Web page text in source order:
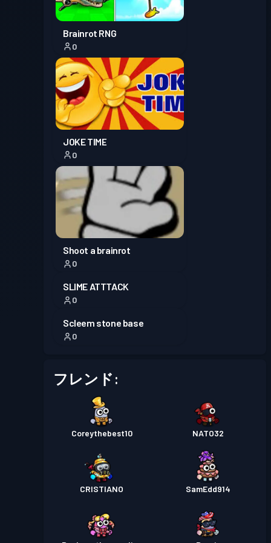
Brainrot RNG
0
JOKE TIME
0
Shoot a brainrot
0
SLIME ATTTACK
0
Scleem stone base
0
フレンド:
Coreythebest10 NATO32
CRISTIANO SamEdd914